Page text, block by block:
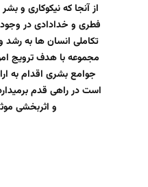
از آنجا که نیکوکاری و
فطری و خدادادی در
تکاملی انسان ها به
مجموعه با هدف ترویج
جوامع بشری اقدام به
است در راهی قدم
و اثربخشی